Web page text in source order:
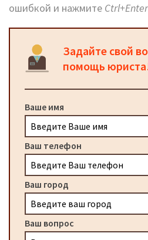
ошибкой и нажмите Ctrl+Enter
Задайте свой
помощь
Ваше имя
Ваш телефон
Ваш город
Ваш вопрос